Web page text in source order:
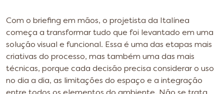
Com o briefing em mãos, o projetista da Italínea
começa a transformar tudo que foi levantado em uma
solução visual e funcional. Essa é uma das etapas mais
criativas do processo, mas também uma das mais
técnicas, porque cada decisão precisa considerar o uso
no dia a dia, as limitações do espaço e a integração